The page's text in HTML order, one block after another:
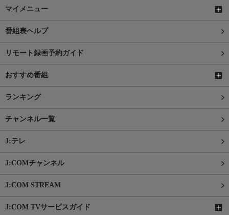
マイメニュー
番組表ヘルプ
リモート録画予約ガイド
おすすめ番組
ランキング
チャンネル一覧
J:テレ
J:COMチャンネル
J:COM STREAM
J:COM TVサービスガイド